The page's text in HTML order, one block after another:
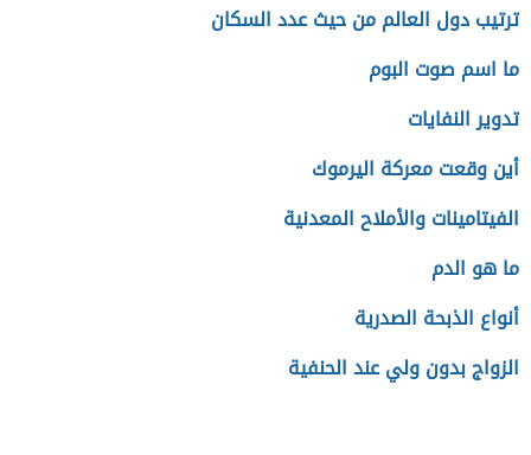
ترتيب دول العالم من حيث عدد السكان
ما اسم صوت البوم
تدوير النفايات
أين وقعت معركة اليرموك
الفيتامينات والأملاح المعدنية
ما هو الدم
أنواع الذبحة الصدرية
الزواج بدون ولي عند الحنفية